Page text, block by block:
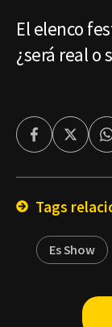
El elenco
¿será real o
FacebookTwitter
Tags
Es Show